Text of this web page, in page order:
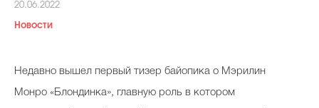
Вопрос эксперту
Папа может
20.06.2022
Новости
Недавно вышел первый тизер байопика о Мэрилин
Монро «Блондинка», главную роль в котором